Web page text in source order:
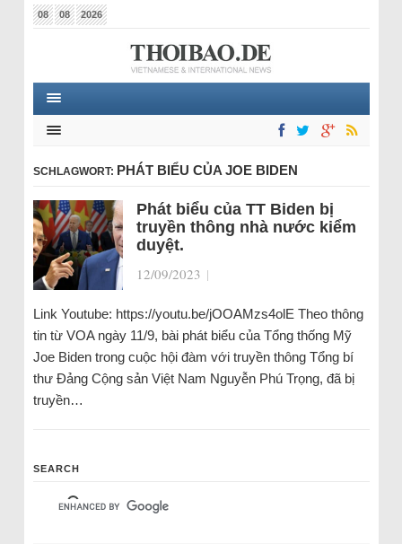
08 08 2026
SCHLAGWORT: PHÁT BIỂU CỦA JOE BIDEN
Phát biểu của TT Biden bị
truyền thông nhà nước kiểm
duyệt.
12/09/2023 |
Link Youtube: https://youtu.be/jOOAMzs4olE Theo thông
tin từ VOA ngày 11/9, bài phát biểu của Tổng thống Mỹ
Joe Biden trong cuộc hội đàm với truyền thông Tổng bí
thư Đảng Cộng sản Việt Nam Nguyễn Phú Trọng, đã bị
truyền…
SEARCH